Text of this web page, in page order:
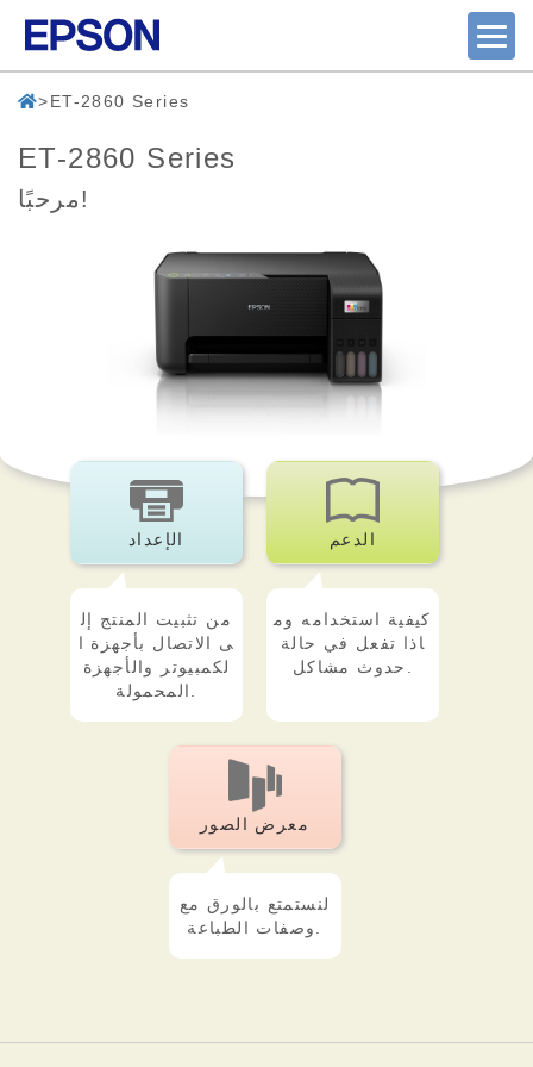
ET-2860 Series
ET-2860 Series
مرحبًا!
الإعداد
من تثبيت المنتج إل
ى الاتصال بأجهزة ا
لكمبيوتر والأجهزة
الدعم
كيفية استخدامه وم
اذا تفعل في حالة
معرض الصور
لنستمتع بالورق مع